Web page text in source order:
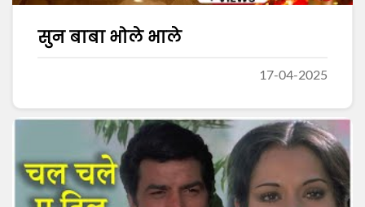
सुन बाबा भोले भाले
17-04-2025